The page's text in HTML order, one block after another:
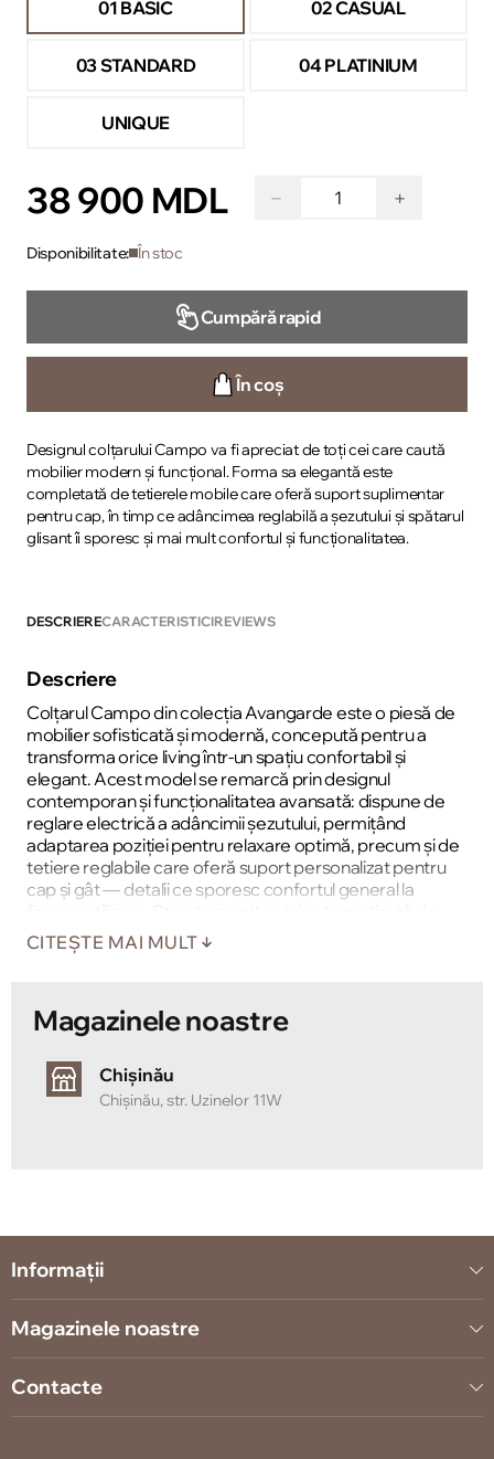
01 BASIC
02 CASUAL
03 STANDARD 04 PLATINIUM
UNIQUE
38 900 MDL − +
Disponibilitate: În stoc
Cumpără rapid
În coș
Designul colțarului Campo va fi apreciat de toți cei care caută
mobilier modern și funcțional. Forma sa elegantă este
completată de tetierele mobile care oferă suport suplimentar
pentru cap, în timp ce adâncimea reglabilă a șezutului și spătarul
glisant îi sporesc și mai mult confortul și funcționalitatea.
DESCRIERECARACTERISTICIREVIEWS
Descriere
Colțarul Campo din colecția Avangarde este o piesă de
mobilier sofisticată și modernă, concepută pentru a
transforma orice living într-un spațiu confortabil și
elegant. Acest model se remarcă prin designul
contemporan și funcționalitatea avansată: dispune de
reglare electrică a adâncimii șezutului, permițând
adaptarea poziției pentru relaxare optimă, precum și de
tetiere reglabile care oferă suport personalizat pentru
cap și gât — detalii ce sporesc confortul general la
spirale ondulate și materiale elastice în șezut și spătar,
asigurând durabilitate și susținere ergonomiçă pe
CITEȘTE MAI MULT
Magazinele noastre
Chișinău
Chișinău, str. Uzinelor 11W
Informații
Magazinele noastre
Contacte